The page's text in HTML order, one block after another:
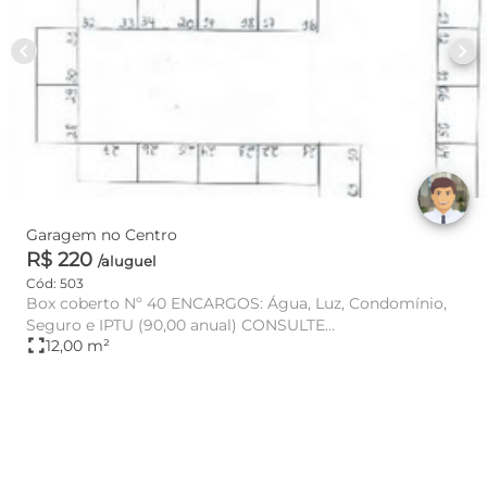
chevron_left chevron_right
Garagem no Centro
R$ 220 /aluguel
Cód: 503
Box coberto Nº 40 ENCARGOS: Água, Luz, Condomínio,
Seguro e IPTU (90,00 anual) CONSULTE
DISPONIBILIDADE E VA...
fullscreen12,00 m²